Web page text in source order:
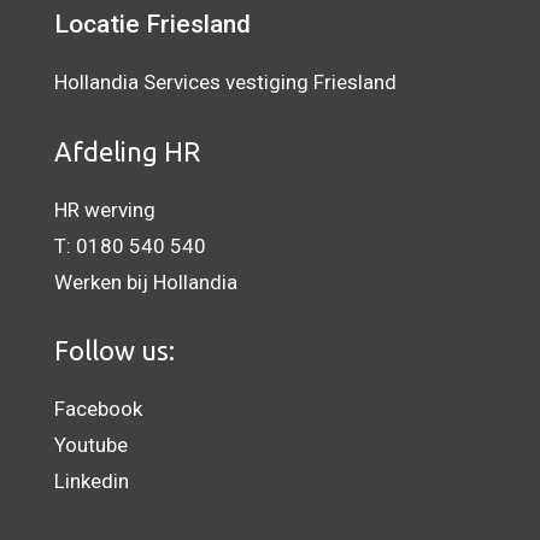
Locatie Friesland
Hollandia Services vestiging Friesland
Afdeling HR
HR werving
T: 0180 540 540
Werken bij Hollandia
Follow us:
Facebook
Youtube
Linkedin